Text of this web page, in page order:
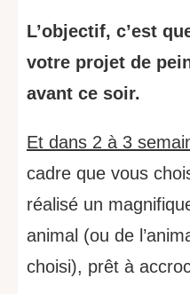
L’objectif, c’est
votre projet de
avant ce soir.
Et dans 2 à 3
cadre que vous
réalisé un
animal (ou de
choisi), prêt à